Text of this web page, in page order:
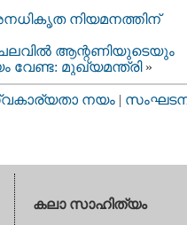
നിയമനത്തിന്
ആന്റണിയുടെയും
മുഖ്യമന്ത്രി»
നയം |
കലാ സാഹിത്യം